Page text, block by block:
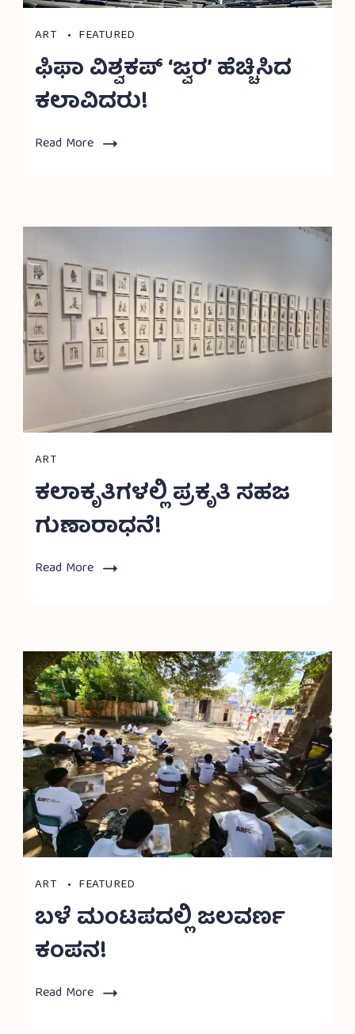
ART FEATURED
ಫಿಫಾ ವಿಶ್ವಕಪ್ ‘ಜ್ವರ’ ಹೆಚ್ಚಿಸಿದ
ಕಲಾವಿದರು!
Read More
ART
ಕಲಾಕೃತಿಗಳಲ್ಲಿ ಪ್ರಕೃತಿ ಸಹಜ
ಗುಣಾರಾಧನೆ!
Read More
ART FEATURED
ಬಳೆ ಮಂಟಪದಲ್ಲಿ ಜಲವರ್ಣ
ಕಂಪನ!
Read More